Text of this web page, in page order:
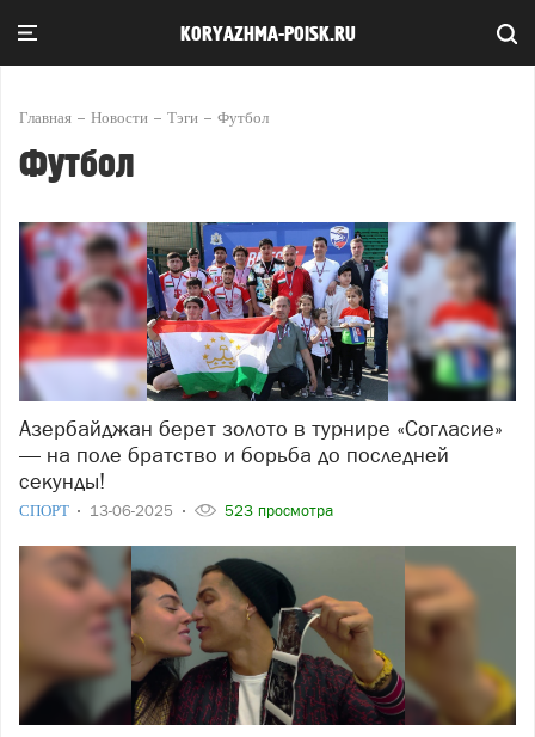
KORYAZHMA-POISK.RU
Главная Новости Тэги Футбол
Футбол
Азербайджан берет золото в турнире «Согласие»
— на поле братство и борьба до последней
секунды!
СПОРТ 13-06-2025 523 просмотра